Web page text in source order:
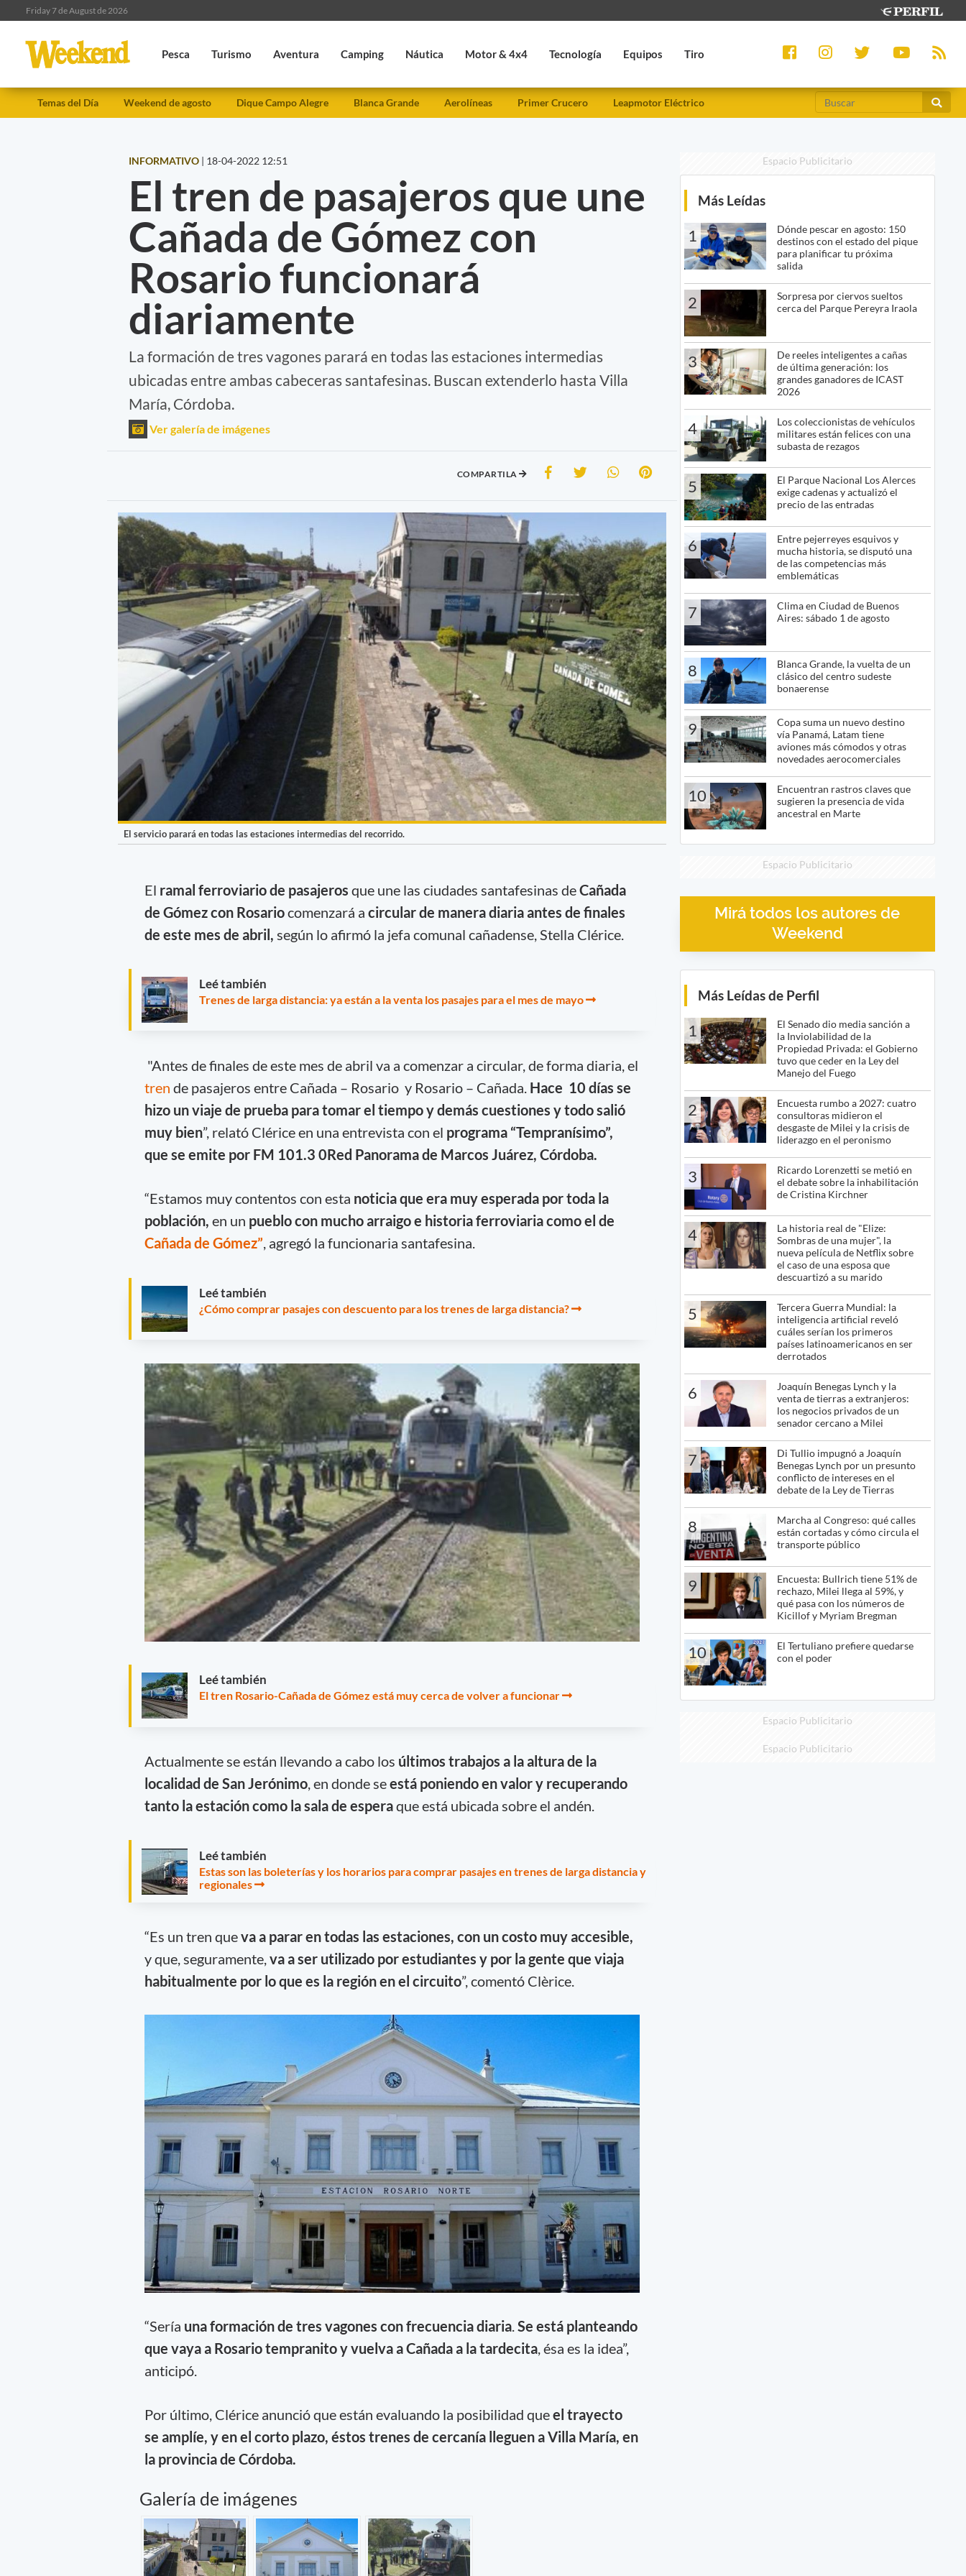
Friday 7 de August de 2026
Pesca Turismo Aventura Camping Náutica Motor & 4x4 Tecnología Equipos Tiro
Temas del Día Weekend de agosto Dique Campo Alegre Blanca Grande Aerolíneas Primer Crucero Leapmotor Eléctrico
INFORMATIVO | 18-04-2022 12:51
El tren de pasajeros que une
Cañada de Gómez con
Rosario funcionará
diariamente
La formación de tres vagones parará en todas las estaciones intermedias
ubicadas entre ambas cabeceras santafesinas. Buscan extenderlo hasta Villa
María, Córdoba.
Ver galería de imágenes
COMPARTILA
El servicio parará en todas las estaciones intermedias del recorrido.
El ramal ferroviario de pasajeros que une las ciudades santafesinas deCañada
de Gómez con Rosariocomenzará a circular de manera diaria antes de finales
de este mes de abril, según lo afirmó la jefa comunal cañadense, Stella Clérice.
Leé también
Trenes de larga distancia: ya están a la venta los pasajes para el mes de mayo
"Antes de finales de este mes de abril va a comenzar a circular, de forma diaria, el
tren de pasajeros entre Cañada – Rosario y Rosario – Cañada. Hace 10 días se
hizo un viaje de prueba para tomar el tiempo y demás cuestiones y todo salió
muy bien”, relató Clérice en una entrevista con el programa “Tempranísimo”,
que se emite por FM 101.3 0Red Panorama de Marcos Juárez, Córdoba.
“Estamos muy contentos con esta noticia que era muy esperada por toda la
población, en un pueblo con mucho arraigo e historia ferroviaria como el de
Cañada de Gómez”, agregó la funcionaria santafesina.
Leé también
¿Cómo comprar pasajes con descuento para los trenes de larga distancia?
Leé también
El tren Rosario-Cañada de Gómez está muy cerca de volver a funcionar
Actualmente se están llevando a cabo los últimos trabajos a la altura de la
localidad de San Jerónimo, en donde seestá poniendo en valor y recuperando
tanto la estación como la sala de esperaque está ubicada sobre el andén.
Leé también
Estas son las boleterías y los horarios para comprar pasajes en trenes de larga distancia y
regionales
“Es un tren queva a parar en todas las estaciones, con un costo muy accesible,
y que, seguramente,va a ser utilizado por estudiantes y por la gente que viaja
habitualmente por lo que es la región en el circuito”, comentó Clèrice.
“Sería una formación de tres vagones con frecuencia diaria. Se está planteando
que vaya a Rosario tempranito y vuelva a Cañada a la tardecita, ésa es la idea”,
anticipó.
Por último, Clérice anunció que están evaluando la posibilidad queel trayecto
se amplíe, y en el corto plazo, éstos trenes de cercanía lleguen a Villa María, en
la provincia de Córdoba.
Galería de imágenes
Espacio Publicitario
Más Leídas
1
Dónde pescar en agosto: 150
destinos con el estado del pique
para planificar tu próxima
salida
2
Sorpresa por ciervos sueltos
cerca del Parque Pereyra Iraola
3
De reeles inteligentes a cañas
de última generación: los
grandes ganadores de ICAST
2026
4
Los coleccionistas de vehículos
militares están felices con una
subasta de rezagos
5
El Parque Nacional Los Alerces
exige cadenas y actualizó el
precio de las entradas
6
Entre pejerreyes esquivos y
mucha historia, se disputó una
de las competencias más
emblemáticas
7
Clima en Ciudad de Buenos
Aires: sábado 1 de agosto
8
Blanca Grande, la vuelta de un
clásico del centro sudeste
bonaerense
9
Copa suma un nuevo destino
vía Panamá, Latam tiene
aviones más cómodos y otras
novedades aerocomerciales
10
Encuentran rastros claves que
sugieren la presencia de vida
ancestral en Marte
Espacio Publicitario
Mirá todos los autores de
Weekend
Más Leídas de Perfil
1
El Senado dio media sanción a
la Inviolabilidad de la
Propiedad Privada: el Gobierno
tuvo que ceder en la Ley del
Manejo del Fuego
2
Encuesta rumbo a 2027: cuatro
consultoras midieron el
desgaste de Milei y la crisis de
liderazgo en el peronismo
3
Ricardo Lorenzetti se metió en
el debate sobre la inhabilitación
de Cristina Kirchner
4
La historia real de "Elize:
Sombras de una mujer", la
nueva película de Netflix sobre
el caso de una esposa que
descuartizó a su marido
5
Tercera Guerra Mundial: la
inteligencia artificial reveló
cuáles serían los primeros
países latinoamericanos en ser
derrotados
6
Joaquín Benegas Lynch y la
venta de tierras a extranjeros:
los negocios privados de un
senador cercano a Milei
7
Di Tullio impugnó a Joaquín
Benegas Lynch por un presunto
conflicto de intereses en el
debate de la Ley de Tierras
8
Marcha al Congreso: qué calles
están cortadas y cómo circula el
transporte público
9
Encuesta: Bullrich tiene 51% de
rechazo, Milei llega al 59%, y
qué pasa con los números de
Kicillof y Myriam Bregman
10
El Tertuliano prefiere quedarse
con el poder
Espacio Publicitario
Espacio Publicitario